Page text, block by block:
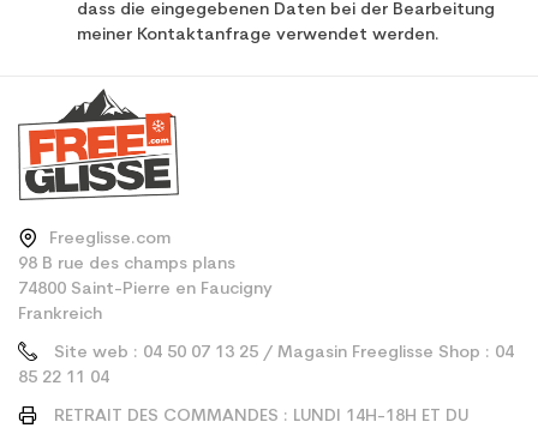
dass die eingegebenen Daten bei der Bearbeitung
meiner Kontaktanfrage verwendet werden.
Freeglisse.com
98 B rue des champs plans
74800 Saint-Pierre en Faucigny
Frankreich
Site web : 04 50 07 13 25 / Magasin Freeglisse Shop : 04
85 22 11 04
RETRAIT DES COMMANDES : LUNDI 14H-18H ET DU